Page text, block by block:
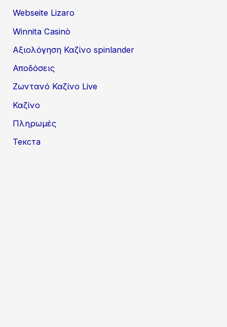
Webseite Lizaro
Winnita Casinò
Αξιολόγηση Καζίνο spinlander
Αποδόσεις
Ζωντανό Καζίνο Live
Καζίνο
Πληρωμές
Текста